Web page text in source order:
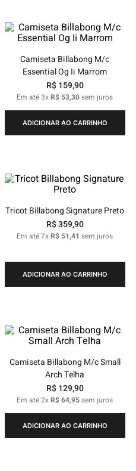
Camiseta Billabong M/c
Essential Og Ii Marrom
R$ 159,90
Em até3xR$ 53,30sem juros
ADICIONAR AO CARRINHO
Tricot Billabong Signature Preto
R$359,90
Em até7xR$ 51,41 sem juros
ADICIONAR AO CARRINHO
Camiseta Billabong M/c Small
Arch Telha
R$ 129,90
Em até2xR$64,95sem juros
ADICIONAR AO CARRINHO